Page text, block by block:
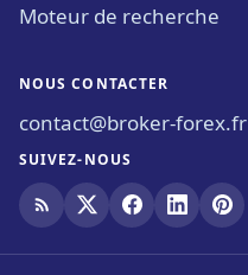
Moteur de recherche
NOUS CONTACTER
contact@broker-forex.fr
SUIVEZ-NOUS